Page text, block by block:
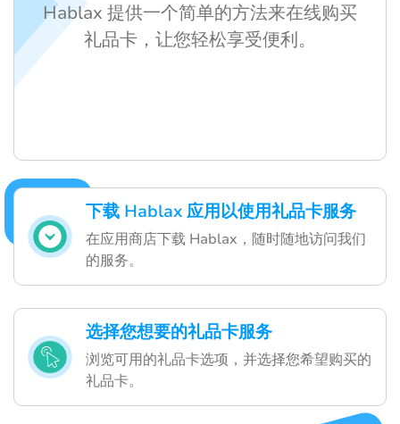
下载 Hablax 应用以使用礼品卡服务
在应用商店下载 Hablax，随时随地访问我们
的服务。
选择您想要的礼品卡服务
浏览可用的礼品卡选项，并选择您希望购买的
礼品卡。
Hablax 提供一个简单的方法来在线购买
礼品卡，让您轻松享受便利。